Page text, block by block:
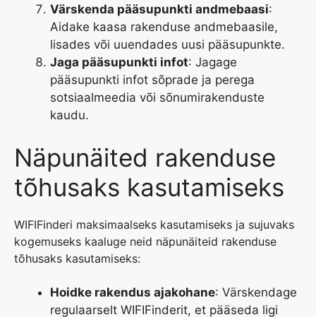
Värskenda pääsupunkti andmebaasi:
Aidake kaasa rakenduse andmebaasile,
lisades või uuendades uusi pääsupunkte.
Jaga pääsupunkti infot: Jagage
pääsupunkti infot sõprade ja perega
sotsiaalmeedia või sõnumirakenduste
kaudu.
Näpunäited rakenduse
tõhusaks kasutamiseks
WIFIFinderi maksimaalseks kasutamiseks ja sujuvaks
kogemuseks kaaluge neid näpunäiteid rakenduse
tõhusaks kasutamiseks:
Hoidke rakendus ajakohane: Värskendage
regulaarselt WIFIFinderit, et pääseda ligi